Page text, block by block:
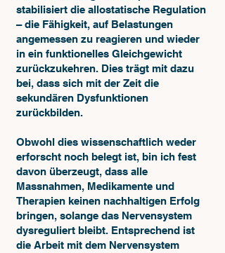
stabilisiert die allostatische Regulation
– die Fähigkeit, auf Belastungen
angemessen zu reagieren und wieder
in ein funktionelles Gleichgewicht
zurückzukehren. Dies trägt mit dazu
bei, dass sich mit der Zeit die
sekundären Dysfunktionen
zurückbilden.
Obwohl dies wissenschaftlich weder
erforscht noch belegt ist, bin ich fest
davon überzeugt, dass alle
Massnahmen, Medikamente und
Therapien keinen nachhaltigen Erfolg
bringen, solange das Nervensystem
dysreguliert bleibt. Entsprechend ist
die Arbeit mit dem Nervensystem